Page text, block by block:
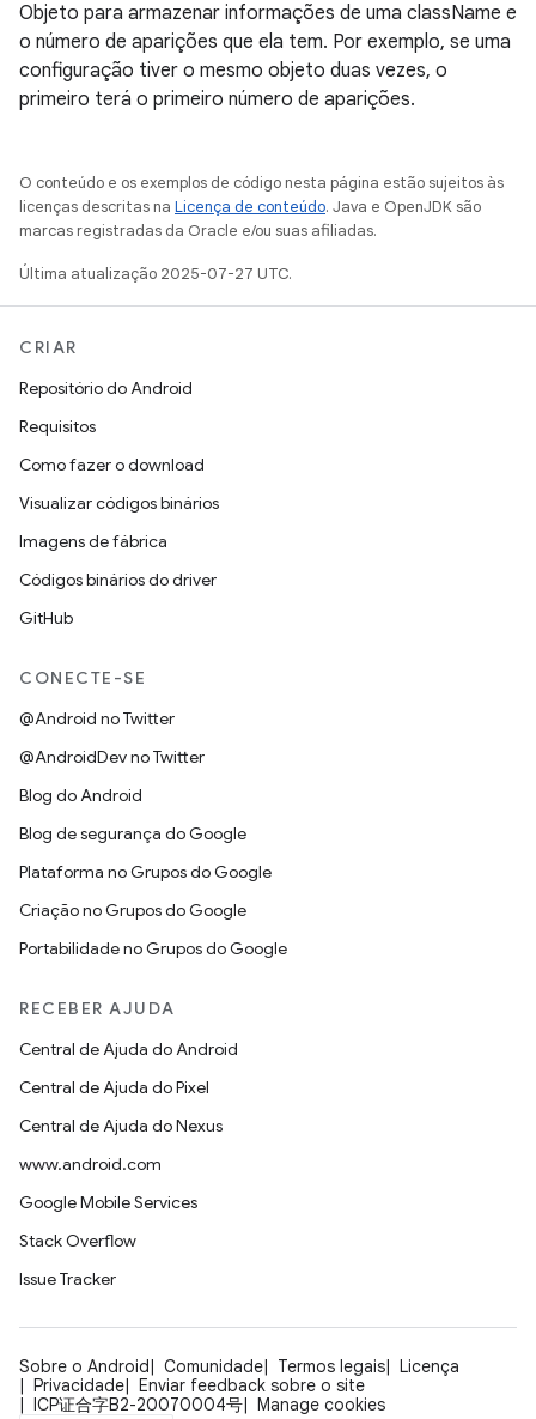
Objeto para armazenar informações de uma className e
o número de aparições que ela tem. Por exemplo, se uma
configuração tiver o mesmo objeto duas vezes, o
primeiro terá o primeiro número de aparições.
O conteúdo e os exemplos de código nesta página estão sujeitos às
licenças descritas na Licença de conteúdo. Java e OpenJDK são
marcas registradas da Oracle e/ou suas afiliadas.
Última atualização 2025-07-27 UTC.
CRIAR
Repositório do Android
Requisitos
Como fazer o download
Visualizar códigos binários
Imagens de fábrica
Códigos binários do driver
GitHub
CONECTE-SE
@Android no Twitter
@AndroidDev no Twitter
Blog do Android
Blog de segurança do Google
Plataforma no Grupos do Google
Criação no Grupos do Google
Portabilidade no Grupos do Google
RECEBER AJUDA
Central de Ajuda do Android
Central de Ajuda do Pixel
Central de Ajuda do Nexus
www.android.com
Google Mobile Services
Stack Overflow
Issue Tracker
Sobre o Android Comunidade Termos legais
Licença
Privacidade
Enviar feedback sobre o site
ICP证合字B2-20070004号
Manage cookies